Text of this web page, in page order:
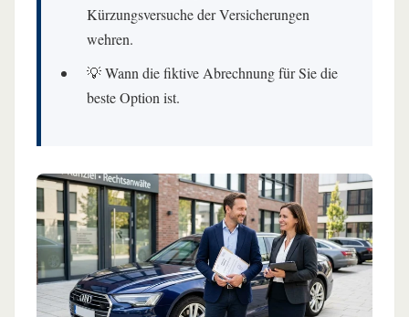
Kürzungsversuche der Versicherungen
wehren.
💡 Wann die fiktive Abrechnung für Sie die
beste Option ist.